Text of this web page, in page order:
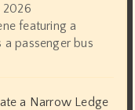
2026
featuring a
passenger bus
a Narrow Ledge